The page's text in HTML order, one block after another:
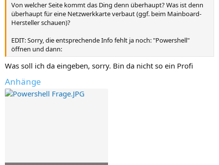
Von welcher Seite kommt das Ding denn überhaupt? Was ist denn
überhaupt für eine Netzwerkkarte verbaut (ggf. beim Mainboard-
Hersteller schauen)?
EDIT: Sorry, die entsprechende Info fehlt ja noch: "Powershell"
öffnen und dann:
Was soll ich da eingeben, sorry. Bin da nicht so ein Profi
Anhänge